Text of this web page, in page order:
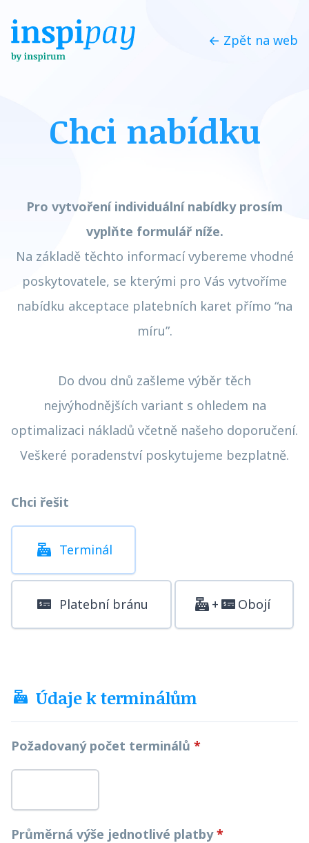
← Zpět na web
Chci nabídku
Pro vytvoření individuální nabídky prosím
vyplňte formulář níže.
Na základě těchto informací vybereme vhodné
poskytovatele, se kterými pro Vás vytvoříme
nabídku akceptace platebních karet přímo “na
míru”.
Do dvou dnů zašleme výběr těch
nejvýhodnějších variant s ohledem na
optimalizaci nákladů včetně našeho doporučení.
Veškeré poradenství poskytujeme bezplatně.
Chci řešit
Terminál
Platební bránu + Obojí
Údaje k terminálům
Požadovaný počet terminálů *
Průměrná výše jednotlivé platby*